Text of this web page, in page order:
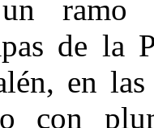
ramo
de la
en
con